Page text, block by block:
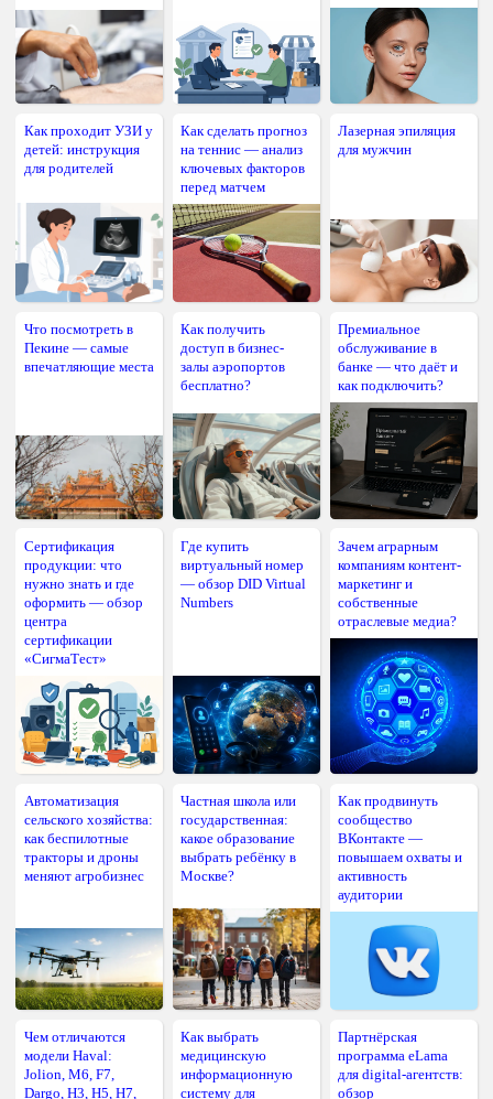
Как проходит УЗИ у
детей: инструкция
для родителей
Как сделать прогноз
на теннис — анализ
ключевых факторов
перед матчем
Лазерная эпиляция
для мужчин
Что посмотреть в
Пекине — самые
впечатляющие места
Как получить
доступ в бизнес-
залы аэропортов
бесплатно?
Премиальное
обслуживание в
банке — что даёт и
как подключить?
Сертификация
продукции: что
нужно знать и где
оформить — обзор
центра
сертификации
«СигмаТест»
Где купить
виртуальный номер
— обзор DID Virtual
Numbers
Зачем аграрным
компаниям контент-
маркетинг и
собственные
отраслевые медиа?
Автоматизация
сельского хозяйства:
как беспилотные
тракторы и дроны
меняют агробизнес
Частная школа или
государственная:
какое образование
выбрать ребёнку в
Москве?
Как продвинуть
сообщество
ВКонтакте —
повышаем охваты и
активность
аудитории
Чем отличаются
модели Haval:
Jolion, M6, F7,
Dargo, H3, H5, H7,
Как выбрать
медицинскую
информационную
систему для
Партнёрская
программа eLama
для digital-агентств:
обзор